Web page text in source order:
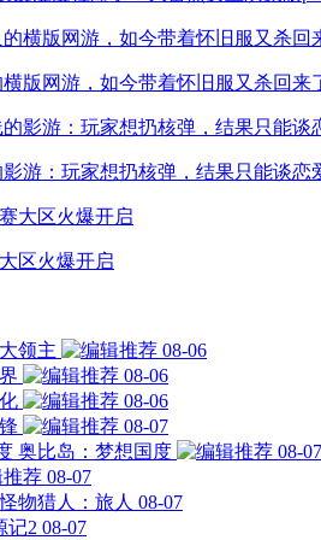
版网游，如今带着怀旧服又杀回来
游：玩家想扔核弹，结果只能谈恋
区火爆开启
领主
08-06
08-06
08-06
08-07
奥比岛：梦想国度
08-07
08-07
怪物猎人：旅人 08-07
记2 08-07